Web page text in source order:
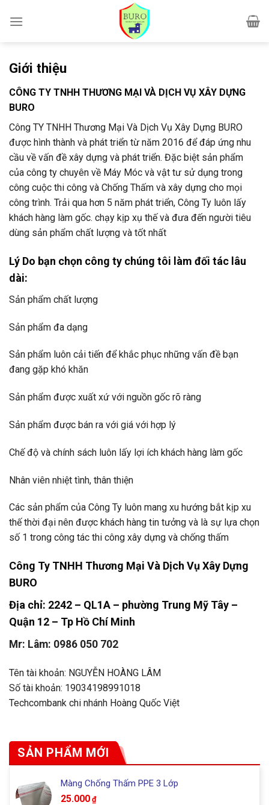
Giới thiệu
CÔNG TY TNHH THƯƠNG MẠI VÀ DỊCH VỤ XÂY DỰNG
BURO
Công TY TNHH Thương Mại Và Dịch Vụ Xây Dựng BURO
được hình thành và phát triển từ năm 2016 để đáp ứng nhu
cầu về vấn đề xây dựng và phát triển. Đặc biệt sản phẩm
của công ty chuyên về Máy Móc và vật tư sử dụng trong
công cuộc thi công và Chống Thấm và xây dựng cho mọi
công trình. Trải qua hơn 5 năm phát triển, Công Ty luôn lấy
khách hàng làm gốc. chạy kịp xụ thế và đưa đến người tiêu
dùng sản phẩm chất lượng và tốt nhất
Lý Do bạn chọn công ty chúng tôi làm đối tác lâu
dài:
Sản phẩm chất lượng
Sản phẩm đa dạng
Sản phẩm luôn cải tiến để khắc phục những vấn đề bạn
đang gặp khó khăn
Sản phẩm được xuất xứ với nguồn gốc rõ ràng
Sản phẩm được bán ra với giá với hợp lý
Chế độ và chính sách luôn lấy lợi ích khách hàng làm gốc
Nhân viên nhiệt tình, thân thiện
Các sản phẩm của Công Ty luôn mang xu hướng bắt kịp xu
thế thời đại nên được khách hàng tin tưởng và là sự lựa chọn
số 1 trong công tác thi công xây dựng và chống thấm
Công Ty TNHH Thương Mại Và Dịch Vụ Xây Dựng
BURO
Địa chỉ: 2242 – QL1A – phường Trung Mỹ Tây –
Quận 12 – Tp Hồ Chí Minh
Mr: Lâm: 0986 050 702
Tên tài khoản: NGUYỄN HOÀNG LÂM
Số tài khoản: 19034198991018
Techcombank chi nhánh Hoàng Quốc Việt
SẢN PHẨM MỚI
Màng Chống Thấm PPE 3 Lớp
25.000 ₫